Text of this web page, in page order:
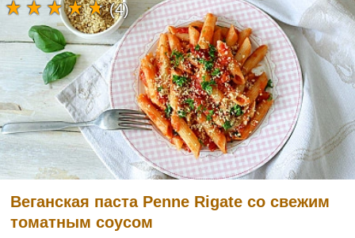
Веганская паста Penne Rigate со свежим
томатным соусом
(4)